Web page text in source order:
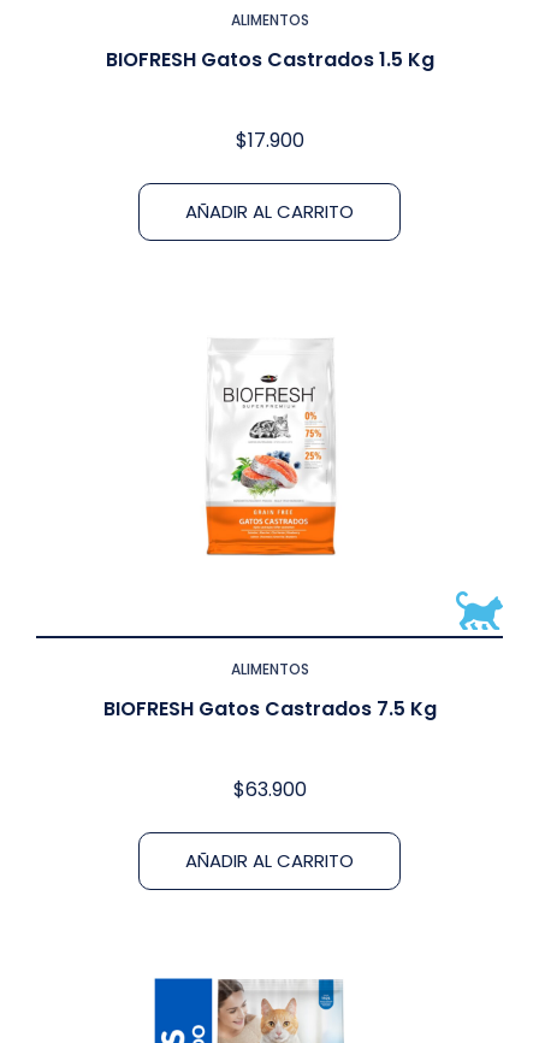
ALIMENTOS
BIOFRESH Gatos Castrados 1.5 Kg
$17.900
AÑADIR AL CARRITO
ALIMENTOS
BIOFRESH Gatos Castrados 7.5 Kg
$63.900
AÑADIR AL CARRITO